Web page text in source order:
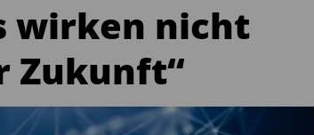
wirken nicht
Zukunft“